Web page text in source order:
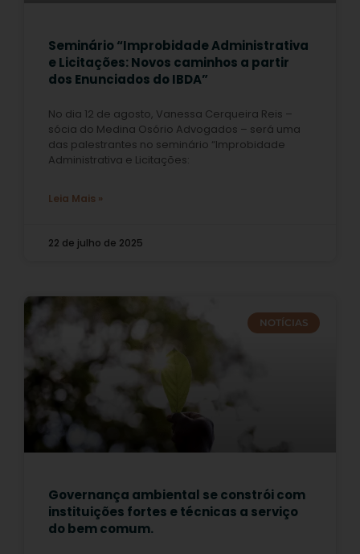
Seminário “Improbidade Administrativa
e Licitações: Novos caminhos a partir
dos Enunciados do IBDA”
No dia 12 de agosto, Vanessa Cerqueira Reis –
sócia do Medina Osório Advogados – será uma
das palestrantes no seminário “Improbidade
Administrativa e Licitações:
Leia Mais »
22 de julho de 2025
NOTÍCIAS
Governança ambiental se constrói com
instituições fortes e técnicas a serviço
do bem comum.